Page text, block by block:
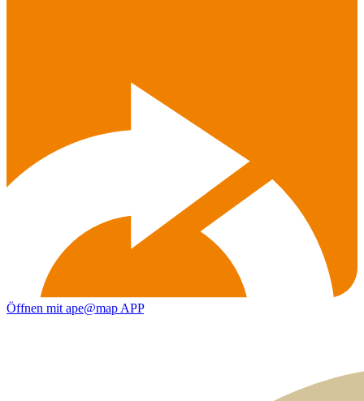
Öffnen mit ape@map APP